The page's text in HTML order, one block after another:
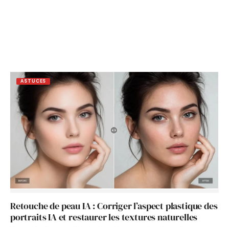
ASTUCES
Retouche de peau IA : Corriger l’aspect plastique des
portraits IA et restaurer les textures naturelles